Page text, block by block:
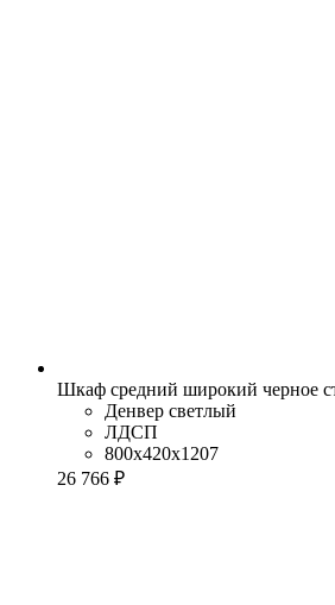
Шкаф средний широкий черное
Денвер светлый
ЛДСП
800x420x1207
26 766 ₽